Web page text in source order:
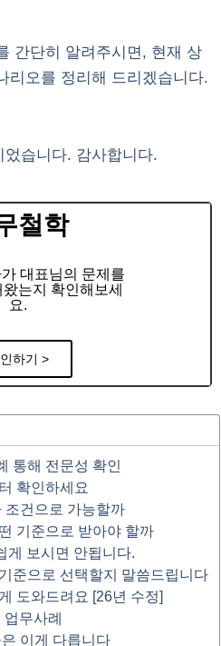
간단히 알려주시면, 현재 상
리오를 정리해 드리겠습니다.
습니다. 감사합니다.
철학
대표님의 문제를
는지 확인해보세
요.
하기 >
통해 전문성 확인
확인하세요
조건으로 가능할까
기준으로 받아야 할까
게 보시면 안됩니다.
준으로 선택할지 말씀드립니다
도와드려요 [26년 수정]
무사례
이게 다릅니다